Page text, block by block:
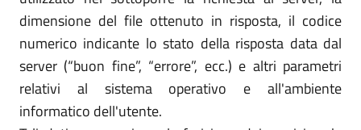
dimensione del file ottenuto in risposta, il codice
numerico indicante lo stato della risposta data dal
server (“buon fine”, “errore”, ecc.) e altri parametri
relativi al sistema operativo e all'ambiente
informatico dell'utente.